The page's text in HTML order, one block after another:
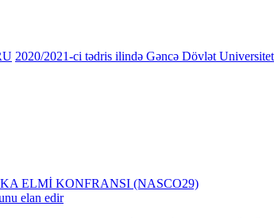
2020/2021-ci tədris ilində Gəncə Dövlət
ELMİ KONFRANSI (NASCO29)
elan edir